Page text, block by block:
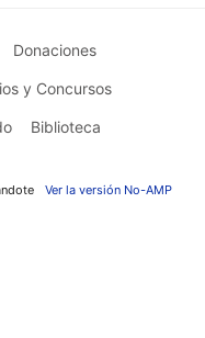
Donaciones
y Concursos
Biblioteca
Ver la versión No-AMP